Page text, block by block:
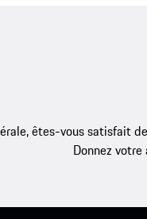
êtes-vous satisfait
Donnez